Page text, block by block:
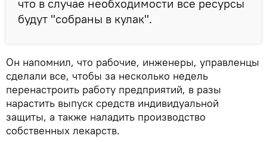
что в случае необходимости все ресурсы
будут "собраны в кулак".
Он напомнил, что рабочие, инженеры, управленцы
сделали все, чтобы за несколько недель
перенастроить работу предприятий, в разы
нарастить выпуск средств индивидуальной
защиты, а также наладить производство
собственных лекарств.